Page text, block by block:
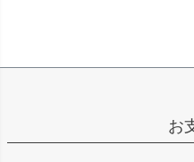
お